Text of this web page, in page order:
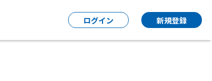
ログイン 新規登録